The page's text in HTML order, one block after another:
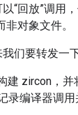
“回放”调用
非对象文件。
们要转发一
建 zircon，
录编译器调